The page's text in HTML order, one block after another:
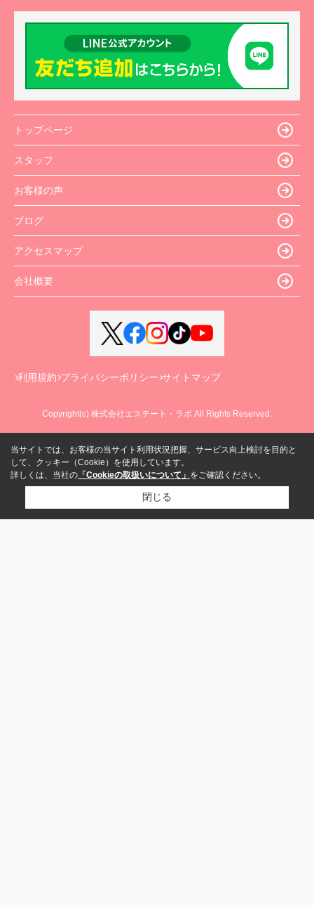
トップページ
スタッフ
お客様の声
ブログ
アクセスマップ
会社概要
利用規約 プライバシーポリシー サイトマップ
Copyright(c) 株式会社エステート・ラボ All Rights Reserved.
当サイトでは、お客様の当サイト利用状況把握、サービス向上検討を目的と
して、クッキー（Cookie）を使用しています。
詳しくは、当社の 「Cookieの取扱いについて」 をご確認ください。
閉じる